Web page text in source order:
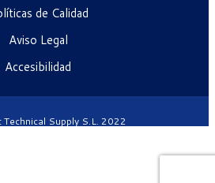
de Calidad
Aviso Legal
Accesibilidad
Technical Supply S.L. 2022